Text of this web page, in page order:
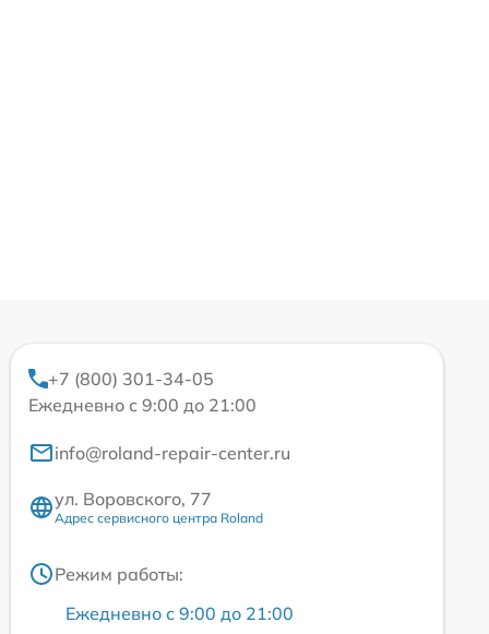
+7 (800) 301-34-05
Ежедневно с 9:00 до 21:00
info@roland-repair-center.ru
ул. Воровского, 77
Адрес сервисного центра Roland
Режим работы:
Ежедневно с 9:00 до 21:00